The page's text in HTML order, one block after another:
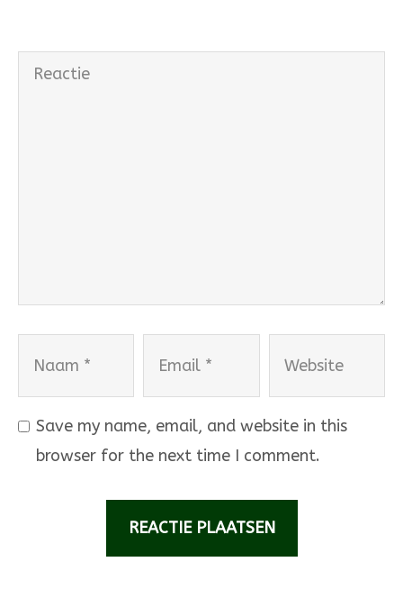
Reactie
Save my name, email, and website in this
browser for the next time I comment.